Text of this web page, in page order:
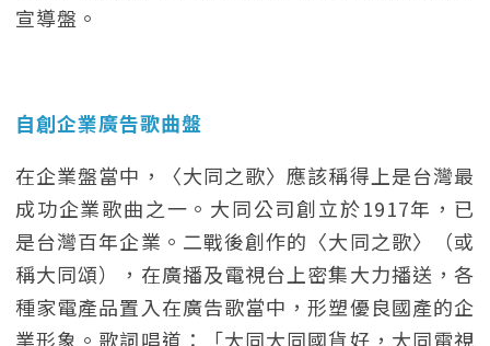
宣導盤。
自創企業廣告歌曲盤
在企業盤當中，〈大同之歌〉應該稱得上是台灣最
成功企業歌曲之一。大同公司創立於1917年，已
是台灣百年企業。二戰後創作的〈大同之歌〉（或
稱大同頌），在廣播及電視台上密集大力播送，各
種家電產品置入在廣告歌當中，形塑優良國產的企
業形象。歌詞唱道：「大同大同國貨好，大同電視